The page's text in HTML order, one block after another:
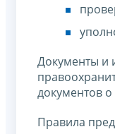
Документы и
документов
Правила